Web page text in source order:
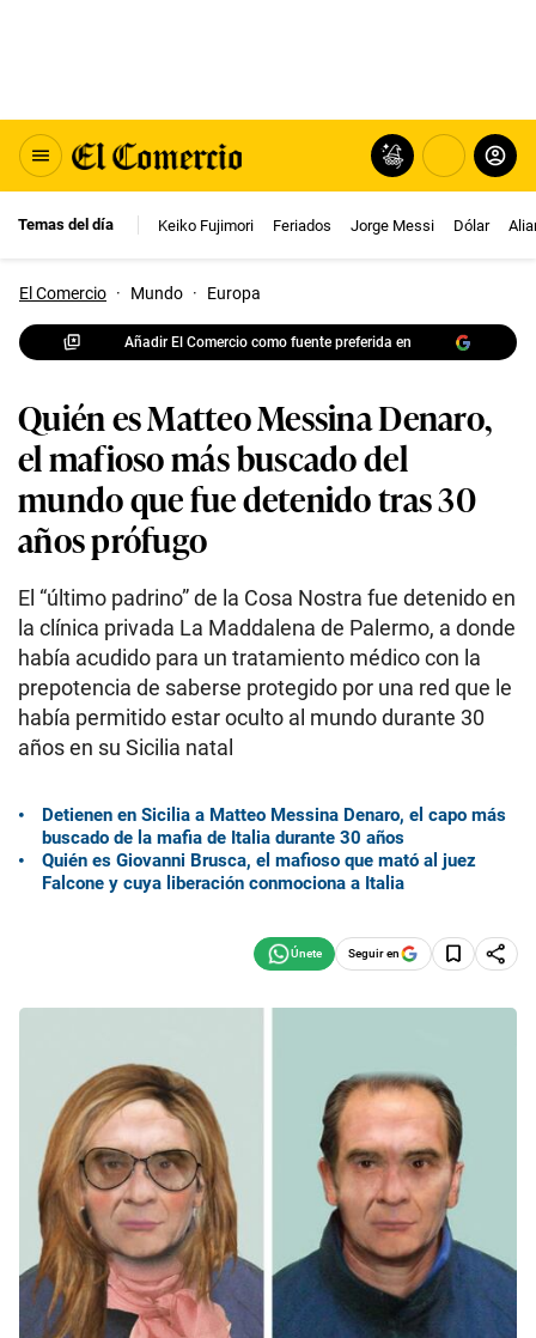
Temas del día Keiko Fujimori Feriados Jorge Messi Dólar
El Comercio · Mundo · Europa
Añadir El Comercio como fuente preferida en
Quién es Matteo Messina Denaro,
el mafioso más buscado del
mundo que fue detenido tras 30
años prófugo
El “último padrino” de la Cosa Nostra fue detenido en
la clínica privada La Maddalena de Palermo, a donde
había acudido para un tratamiento médico con la
prepotencia de saberse protegido por una red que le
había permitido estar oculto al mundo durante 30
años en su Sicilia natal
Detienen en Sicilia a Matteo Messina Denaro, el capo más
buscado de la mafia de Italia durante 30 años
Quién es Giovanni Brusca, el mafioso que mató al juez
Falcone y cuya liberación conmociona a Italia
Seguir en